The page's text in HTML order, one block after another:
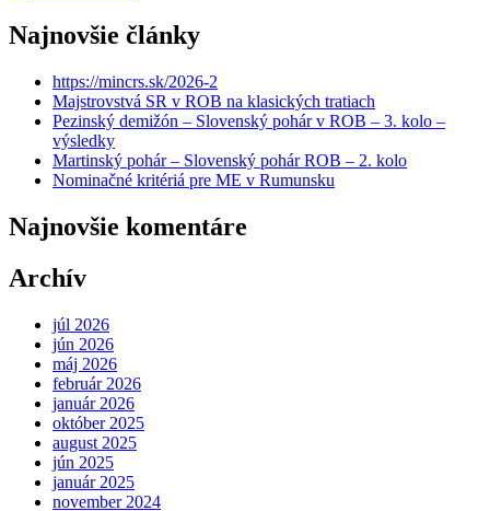
Najnovšie články
https://mincrs.sk/2026-2
Majstrovstvá SR v ROB na klasických tratiach
Pezinský demižón – Slovenský pohár v ROB – 3. kolo –
výsledky
Martinský pohár – Slovenský pohár ROB – 2. kolo
Nominačné kritériá pre ME v Rumunsku
Najnovšie komentáre
Archív
júl 2026
jún 2026
máj 2026
február 2026
január 2026
október 2025
august 2025
jún 2025
január 2025
november 2024